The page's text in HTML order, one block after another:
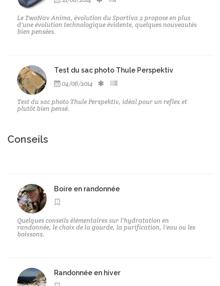
Le TwoNav Anima, évolution du Sportiva 2 propose en plus
d'une évolution technologique évidente, quelques nouveautés
bien pensées.
Test du sac photo Thule Perspektiv
04/06/2014
Test du sac photo Thule Perspektiv, idéal pour un reflex et
plutôt bien pensé.
Conseils
Boire en randonnée
Quelques conseils élémentaires sur l'hydratation en
randonnée, le choix de la gourde, la purification, l'eau ou les
boissons.
Randonnée en hiver